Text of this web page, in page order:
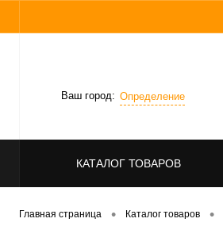
Ваш город: Определение
КАТАЛОГ ТОВАРОВ
Главная страница • Каталог товаров •